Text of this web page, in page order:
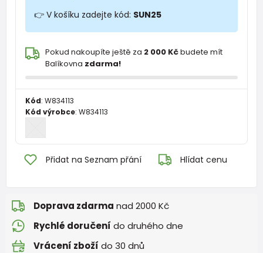
👉 V košíku zadejte kód: SUN25
Pokud nakoupíte ještě za 2 000 Kčbudete mít
Balíkovna zdarma!
Kód: W834113
Kód výrobce: W834113
Přidat na Seznam přání Hlídat cenu
Doprava zdarma nad 2000 Kč
Rychlé doručení do druhého dne
Vrácení zboží do 30 dnů